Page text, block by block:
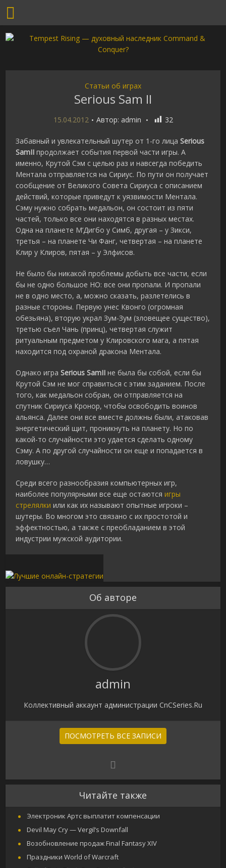
Статьи об играх
Serious Sam II
15.04.2012 Автор: admin 32
Забавный и увлекательный шутер от 1-го лицаSerious
SamII продолжает события первой части игры. А
именно, Крутой Сэм с целью раз и навсегда победить
Ментала отправляется на Сириус. По пути он получает
сообщение от Великого Совета Сириуса с описанием
действий, которые приведут к уязвимости Ментала.
Сэму нужно собрать медальон, он состоит из пяти
частей, только все они находятся в разных местах.
Одна на планете М’Дигбо у Симб, другая – у Зикси,
третья – на планете Чи Фанг, четвертая – на планете
Клир у Клиров, пятая – у Элфисов.
Не было бы никакой проблемы добыть все части, если
бы не одно большое НО: все они пропали. И пропали
не в одно место, а, можно сказать, разлетелись в
разные стороны. Первую унес Квонго (огромная
обезьяна), вторую украл Зум-Зум (зловещее существо),
третью съел Чань (принц), четвертая служит
ритуальным предметом у Клировского мага, а пятая
находится под охраной дракона Ментала.
Однако играSerious SamII не была бы собой, если бы
Крутой Сэм не мог справиться с этим заданием. После
того, как медальон собран, он отправляется на
спутник Сириуса Кронор, чтобы освободить воинов
альянса. Далее они все вместе должны были, атаковав
энергетический щит, проникнуть на планету. Но по
какой-то случайности это удается сделать одному
Сэму. А по другой случайности он еще и попадается в
ловушку…
Среди всего разнообразия компьютерных игр,
наиболее популярными все еще остаютсяигры
стрелялки или как их называют опытные игроки –
шутеры. Во многом это связано с их простотой и
эффектностью, а также с преобладанием в этой
индустрии мужской аудитории.
Об авторе
admin
Коллективный аккаунт администрации CnCSeries.Ru
ПОСМОТРЕТЬ ВСЕ ЗАПИСИ
Читайте также
Электроник Артс выплатит компенсации
Devil May Cry — Vergil’s Downfall
Возобновление продаж Final Fantasy XIV
Праздники World of Warcraft